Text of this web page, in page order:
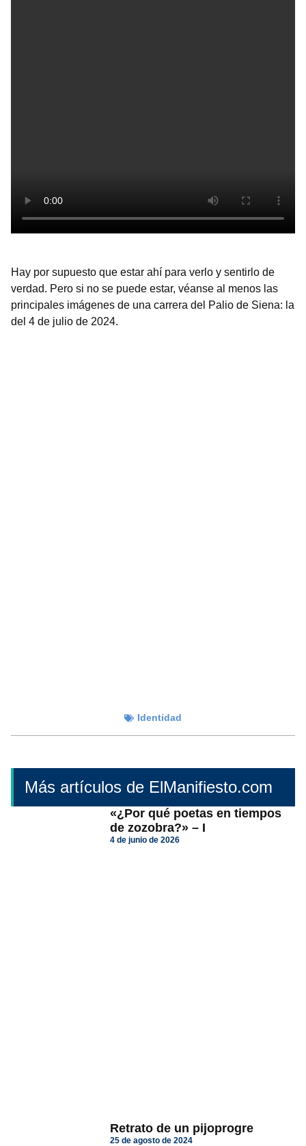
Hay por supuesto que estar ahí para verlo y sentirlo de
verdad. Pero si no se puede estar, véanse al menos las
principales imágenes de una carrera del Palio de Siena: la
del 4 de julio de 2024.
Identidad
Más artículos de ElManifiesto.com
«¿Por qué poetas en tiempos
de zozobra?» – I
4 de junio de 2026
Retrato de un pijoprogre
25 de agosto de 2024